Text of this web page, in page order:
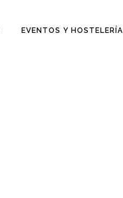
EVENTOS Y HOSTELERÍA